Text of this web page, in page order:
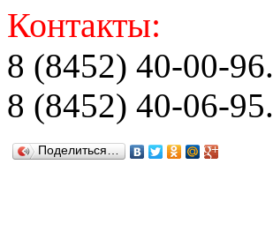
Контакты:
8 (8452) 40-00-96.
8 (8452) 40-06-95.
Поделиться…